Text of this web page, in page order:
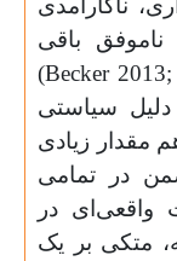
باقی
Becker
)
دلیل سیاستی
مقدار زیادی
در تمامی
واقعی‌ای در
متکی بر یک